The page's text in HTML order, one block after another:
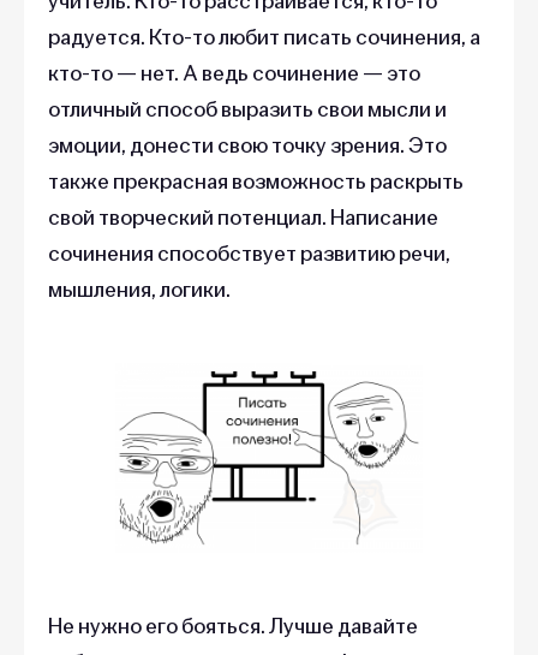
радуется. Кто-то любит писать сочинения, а
кто-то — нет. А ведь сочинение — это
отличный способ выразить свои мысли и
эмоции, донести свою точку зрения. Это
также прекрасная возможность раскрыть
свой творческий потенциал. Написание
сочинения способствует развитию речи,
мышления, логики.
Не нужно его бояться. Лучше давайте